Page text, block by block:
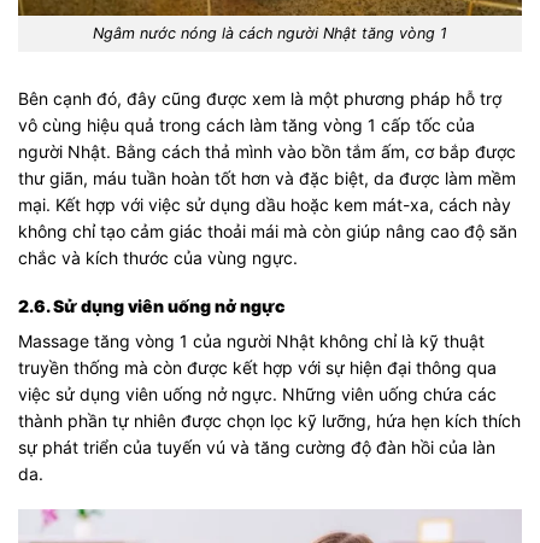
Ngâm nước nóng là cách người Nhật tăng vòng 1
Bên cạnh đó, đây cũng được xem là một phương pháp hỗ trợ
vô cùng hiệu quả trong cách làm tăng vòng 1 cấp tốc của
người Nhật. Bằng cách thả mình vào bồn tắm ấm, cơ bắp được
thư giãn, máu tuần hoàn tốt hơn và đặc biệt, da được làm mềm
mại. Kết hợp với việc sử dụng dầu hoặc kem mát-xa, cách này
không chỉ tạo cảm giác thoải mái mà còn giúp nâng cao độ săn
chắc và kích thước của vùng ngực.
2.6. Sử dụng viên uống nở ngực
Massage tăng vòng 1 của người Nhật không chỉ là kỹ thuật
truyền thống mà còn được kết hợp với sự hiện đại thông qua
việc sử dụng viên uống nở ngực. Những viên uống chứa các
thành phần tự nhiên được chọn lọc kỹ lưỡng, hứa hẹn kích thích
sự phát triển của tuyến vú và tăng cường độ đàn hồi của làn
da.